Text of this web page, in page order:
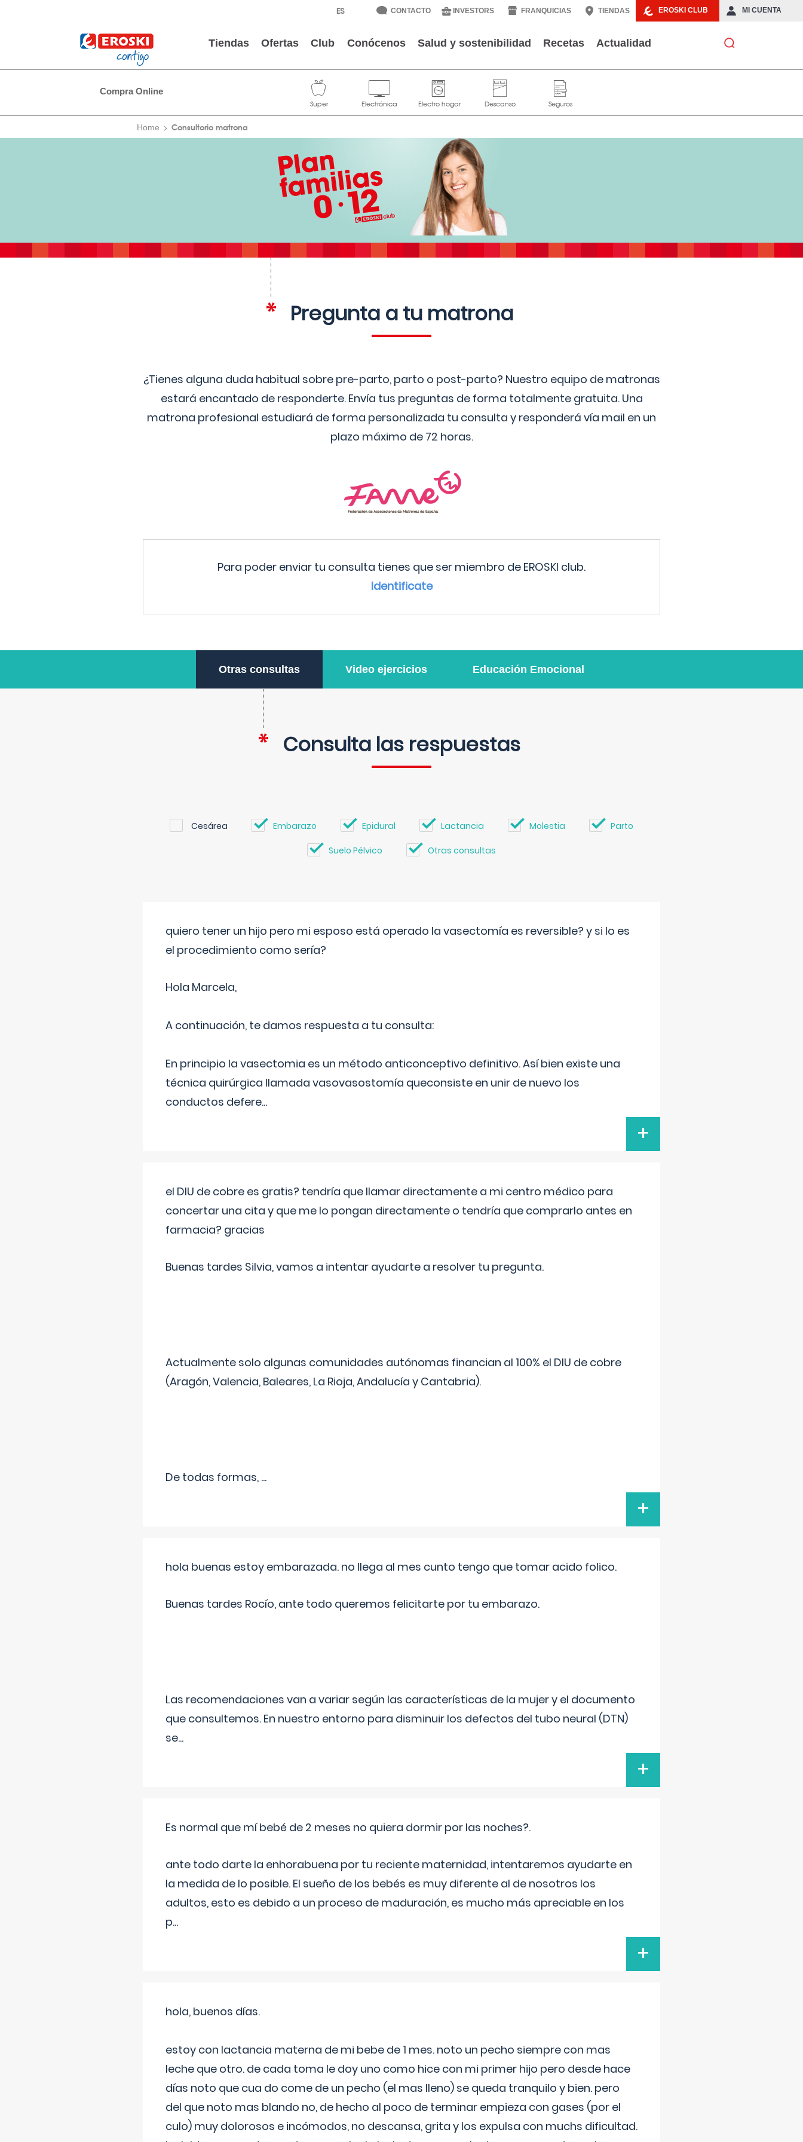
EROSKI CLUB MI CUENTA
CONTACTO INVESTORS FRANQUICIAS TIENDAS
Tiendas Ofertas Club Conócenos Salud y sostenibilidad Recetas Actualidad
Compra Online
Home Consultorio matrona
Pregunta a tu matrona
¿Tienes alguna duda habitual sobre pre-parto, parto o post-parto? Nuestro equipo de matronas
estará encantado de responderte. Envía tus preguntas de forma totalmente gratuita. Una
matrona profesional estudiará de forma personalizada tu consulta y responderá vía mail en un
plazo máximo de 72 horas.
Para poder enviar tu consulta tienes que ser miembro de EROSKI club.
Identificate
Otras consultas Video ejercicios Educación Emocional
Consulta las respuestas
Cesárea Embarazo Epidural Lactancia Molestia Parto
Suelo Pélvico Otras consultas
quiero tener un hijo pero mi esposo está operado la vasectomía es reversible? y si lo es
el procedimiento como sería?
Hola Marcela,
A continuación, te damos respuesta a tu consulta:
En principio la vasectomia es un método anticonceptivo definitivo. Así bien existe una
técnica quirúrgica llamada vasovasostomía queconsiste en unir de nuevo los
conductos defere...
+
el DIU de cobre es gratis? tendría que llamar directamente a mi centro médico para
concertar una cita y que me lo pongan directamente o tendría que comprarlo antes en
farmacia? gracias
Buenas tardes Silvia, vamos a intentar ayudarte a resolver tu pregunta.
Actualmente solo algunas comunidades autónomas financian al 100% el DIU de cobre
(Aragón, Valencia, Baleares, La Rioja, Andalucía y Cantabria).
De todas formas, ...
+
hola buenas estoy embarazada. no llega al mes cunto tengo que tomar acido folico.
Buenas tardes Rocío, ante todo queremos felicitarte por tu embarazo.
Las recomendaciones van a variar según las características de la mujer y el documento
que consultemos. En nuestro entorno para disminuir los defectos del tubo neural (DTN)
se...
+
Es normal que mí bebé de 2 meses no quiera dormir por las noches?.
ante todo darte la enhorabuena por tu reciente maternidad, intentaremos ayudarte en
la medida de lo posible. El sueño de los bebés es muy diferente al de nosotros los
adultos, esto es debido a un proceso de maduración, es mucho más apreciable en los
p...
+
hola, buenos días.
estoy con lactancia materna de mi bebe de 1 mes. noto un pecho siempre con mas
leche que otro. de cada toma le doy uno como hice con mi primer hijo pero desde hace
días noto que cua do come de un pecho (el mas lleno) se queda tranquilo y bien. pero
del que noto mas blando no, de hecho al poco de terminar empieza con gases (por el
culo) muy dolorosos e incómodos, no descansa, grita y los expulsa con muchs dificultad.